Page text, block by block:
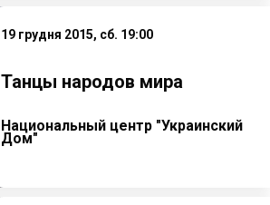
19 грудня 2015, сб. 19:00
Танцы народов мира
Национальный центр "Украинский
Дом"